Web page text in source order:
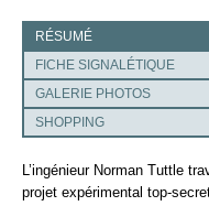
RÉSUMÉ
FICHE SIGNALÉTIQUE
GALERIE PHOTOS
SHOPPING
L’ingénieur Norman Tuttle
projet expérimental top-